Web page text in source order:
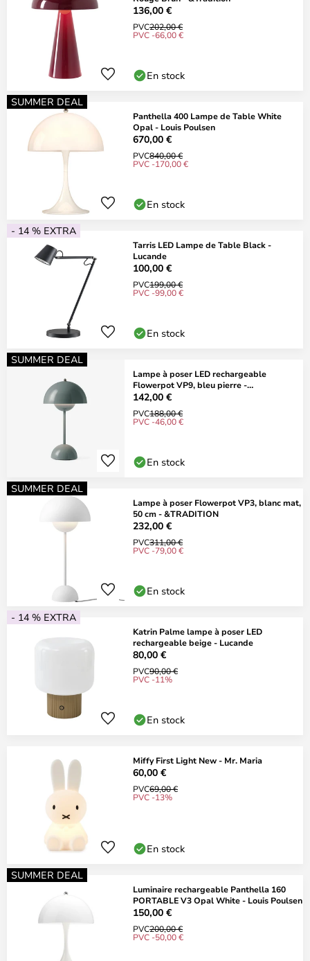
136,00 €
PVC202,00 €
PVC -66,00 €
En stock
SUMMER DEAL
Panthella 400 Lampe de Table White
Opal - Louis Poulsen
670,00 €
PVC840,00 €
PVC -170,00 €
En stock
- 14 % EXTRA
Tarris LED Lampe de Table Black -
Lucande
100,00 €
PVC199,00 €
PVC -99,00 €
En stock
SUMMER DEAL
Lampe à poser LED rechargeable
Flowerpot VP9, bleu pierre -
&TRADITION
142,00 €
PVC188,00 €
PVC -46,00 €
En stock
SUMMER DEAL
Lampe à poser Flowerpot VP3, blanc mat,
50 cm - &TRADITION
232,00 €
PVC311,00 €
PVC -79,00 €
En stock
- 14 % EXTRA
Katrin Palme lampe à poser LED
rechargeable beige - Lucande
80,00 €
PVC90,00 €
PVC -11%
En stock
Miffy First Light New - Mr. Maria
60,00 €
PVC69,00 €
PVC -13%
En stock
SUMMER DEAL
Luminaire rechargeable Panthella 160
PORTABLE V3 Opal White - Louis Poulsen
150,00 €
PVC200,00 €
PVC -50,00 €